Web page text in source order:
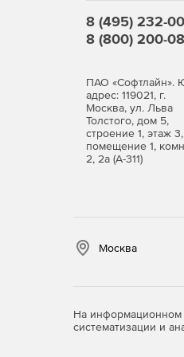
Ultimate–
средства
по телефону
8 (495) 232-
8 (800) 200-
ПАО «Софтлайн».
адрес: 119021, г.
Москва, ул. Льва
Толстого, дом 5,
строение 1, этаж 3,
помещение 1,
2, 2а (А-311)
Москва
На
систематизации и